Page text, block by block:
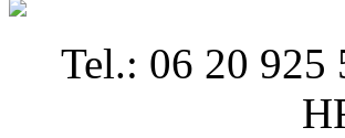
Tel.: 06 20 925